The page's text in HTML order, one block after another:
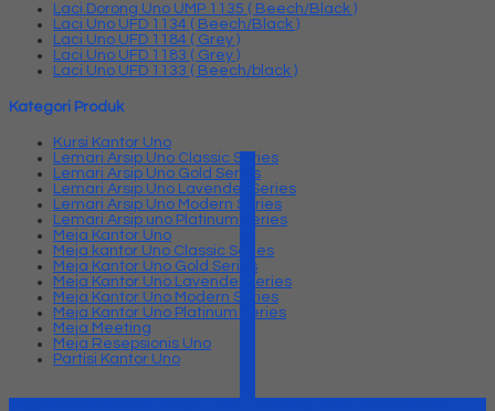
Laci Dorong Uno UMP 1135 ( Beech/Black )
Laci Uno UFD 1134 ( Beech/Black )
Laci Uno UFD 1184 ( Grey )
Laci Uno UFD 1183 ( Grey )
Laci Uno UFD 1133 ( Beech/black )
Kategori Produk
Kursi Kantor Uno
Lemari Arsip Uno Classic Series
Lemari Arsip Uno Gold Series
Lemari Arsip Uno Lavender Series
Lemari Arsip Uno Modern Series
Lemari Arsip uno Platinum Series
Meja Kantor Uno
Meja kantor Uno Classic Series
Meja Kantor Uno Gold Series
Meja Kantor Uno Lavender series
Meja Kantor Uno Modern Series
Meja Kantor Uno Platinum Series
Meja Meeting
Meja Resepsionis Uno
Partisi Kantor Uno